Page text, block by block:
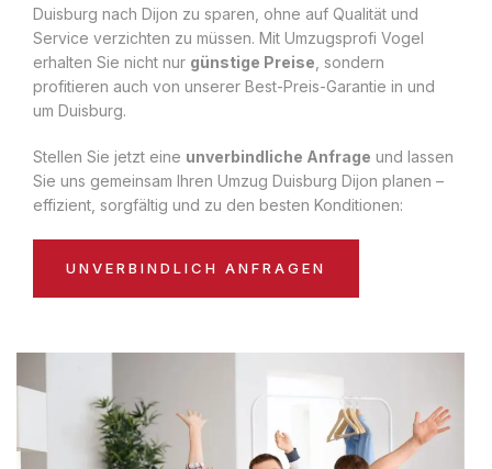
Duisburg nach Dijon zu sparen, ohne auf Qualität und
Service verzichten zu müssen. Mit Umzugsprofi Vogel
erhalten Sie nicht nur günstige Preise , sondern
profitieren auch von unserer Best-Preis-Garantie in und
um Duisburg.
Stellen Sie jetzt eine unverbindliche Anfrage und lassen
Sie uns gemeinsam Ihren Umzug Duisburg Dijon planen –
effizient, sorgfältig und zu den besten Konditionen:
UNVERBINDLICH ANFRAGEN